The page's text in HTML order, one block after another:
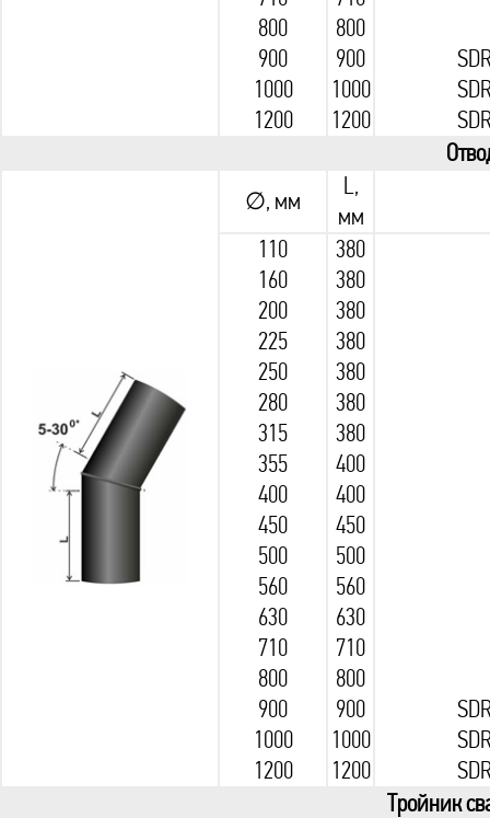
800
900
1000
1200
800
900
1000
1200
∅, мм
L,
мм
110
160
200
225
250
280
315
355
400
450
500
560
630
710
800
900
1000
1200
380
380
380
380
380
380
380
400
400
450
500
560
630
710
800
900
1000
1200
Тройник